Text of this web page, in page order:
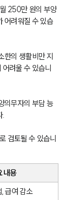
250만 원의 부양
어려워질 수 있습
한의 생활비만 지
려울 수 있습니
의무자의 부담 능
.
검토될 수 있습니
내용
급여 감소